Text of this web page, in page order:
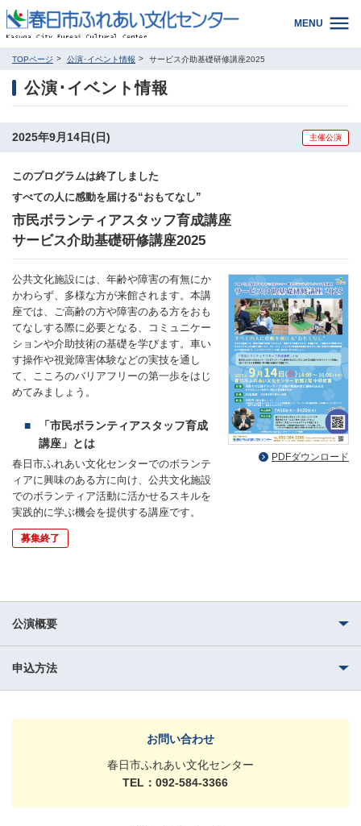
MENU
TOPページ 公演･イベント情報 サービス介助基礎研修講座2025
公演･イベント情報
2025年9月14日(日) 主催公演
このプログラムは終了しました
すべての人に感動を届ける“おもてなし”
市民ボランティアスタッフ育成講座
サービス介助基礎研修講座2025
公共文化施設には、年齢や障害の有無にか
かわらず、多様な方が来館されます。本講
座では、ご高齢の方や障害のある方をおも
てなしする際に必要となる、コミュニケー
ションや介助技術の基礎を学びます。車い
す操作や視覚障害体験などの実技を通し
て、こころのバリアフリーの第一歩をはじ
めてみましょう。
「市民ボランティアスタッフ育成
講座」とは
春日市ふれあい文化センターでのボランテ
ィアに興味のある方に向け、公共文化施設
でのボランティア活動に活かせるスキルを
実践的に学ぶ機会を提供する講座です。
募集終了
PDFダウンロード
公演概要
申込方法
お問い合わせ
春日市ふれあい文化センター
TEL：092-584-3366